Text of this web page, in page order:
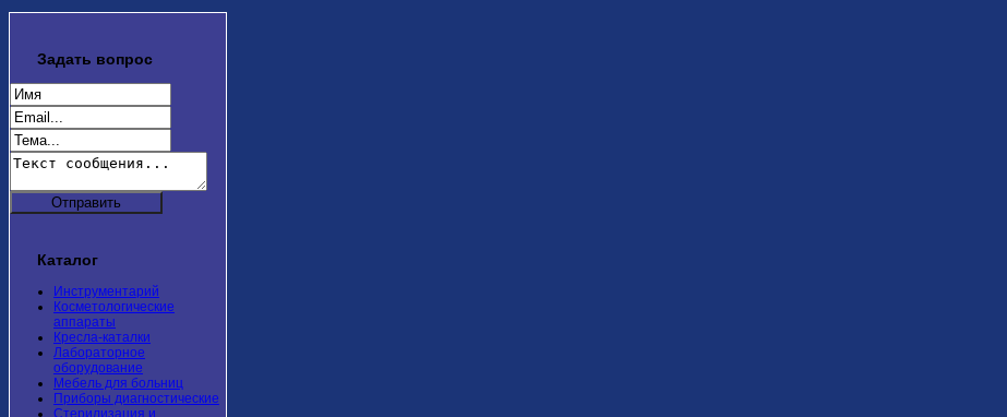
Задать вопрос
Каталог
Инструментарий
Косметологические
аппараты
Кресла-каталки
Лабораторное
оборудование
Мебель для больниц
Приборы диагностические
Стерилизация и